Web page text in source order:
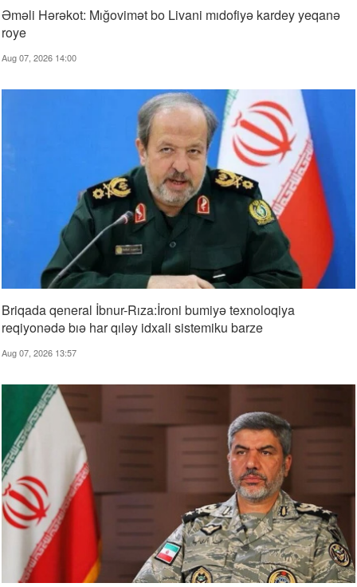
Əməli Hərəkot: Mığovimət bo Livani mıdofiyə kardey yeqanə
roye
Aug 07, 2026 14:00
Briqada qeneral İbnur-Rıza:İroni bumiyə texnoloqiya
reqiyonədə bıə har qıləy idxali sistemiku barze
Aug 07, 2026 13:57